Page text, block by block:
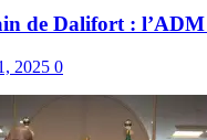
de Dalifort : l’ADM
2025 0